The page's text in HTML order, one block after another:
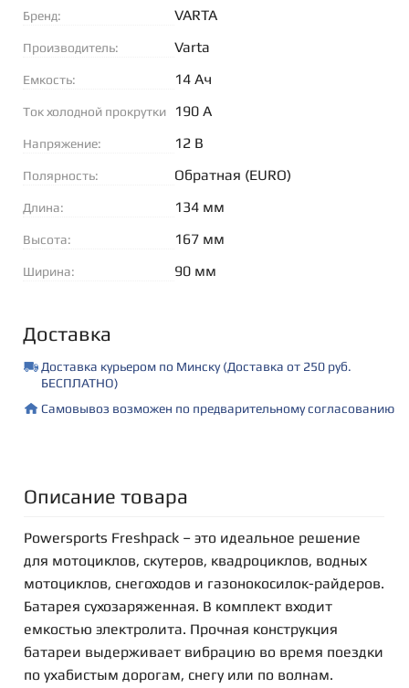
Бренд: VARTA
Производитель: Varta
Емкость: 14 Ач
Ток холодной прокрутки
190 А
Напряжение: 12 В
Полярность: Обратная (EURO)
Длина: 134 мм
Высота: 167 мм
Ширина: 90 мм
Доставка
Доставка курьером по Минску (Доставка от 250 руб.
БЕСПЛАТНО)
Самовывоз возможен по предварительному согласованию
Описание товара
Powersports Freshpack – это идеальное решение
для мотоциклов, скутеров, квадроциклов, водных
мотоциклов, снегоходов и газонокосилок-райдеров.
Батарея сухозаряженная. В комплект входит
емкостью электролита. Прочная конструкция
батареи выдерживает вибрацию во время поездки
по ухабистым дорогам, снегу или по волнам.